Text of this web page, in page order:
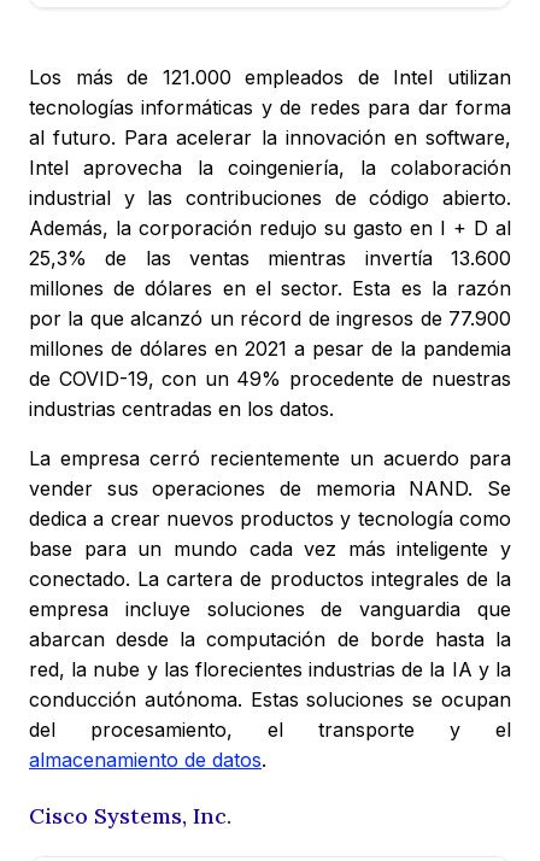
Los más de 121.000 empleados de Intel utilizan
tecnologías informáticas y de redes para dar forma
al futuro. Para acelerar la innovación en software,
Intel aprovecha la coingeniería, la colaboración
industrial y las contribuciones de código abierto.
Además, la corporación redujo su gasto en I + D al
25,3% de las ventas mientras invertía 13.600
millones de dólares en el sector. Esta es la razón
por la que alcanzó un récord de ingresos de 77.900
millones de dólares en 2021 a pesar de la pandemia
de COVID-19, con un 49% procedente de nuestras
industrias centradas en los datos.
La empresa cerró recientemente un acuerdo para
vender sus operaciones de memoria NAND. Se
dedica a crear nuevos productos y tecnología como
base para un mundo cada vez más inteligente y
conectado. La cartera de productos integrales de la
empresa incluye soluciones de vanguardia que
abarcan desde la computación de borde hasta la
red, la nube y las florecientes industrias de la IA y la
conducción autónoma. Estas soluciones se ocupan
del procesamiento, el transporte y el
almacenamiento de datos.
Cisco Systems, Inc.